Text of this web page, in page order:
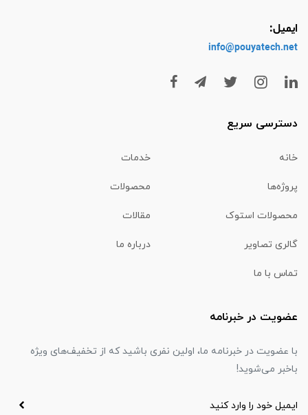
ایمیل:
info@pouyatech.net
دسترسی سریع
خانه خدمات
پروژه‌ها محصولات
محصولات استوک مقالات
گالری تصاویر درباره ما
تماس با ما
عضویت در خبرنامه
با عضویت در خبرنامه ما، اولین نفری باشید که از تخفیف‌های ویژه
باخبر می‌شوید!